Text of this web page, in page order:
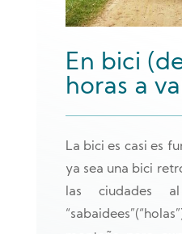
En bici
horas a
La bici es casi es
ya sea una bici
las ciudades